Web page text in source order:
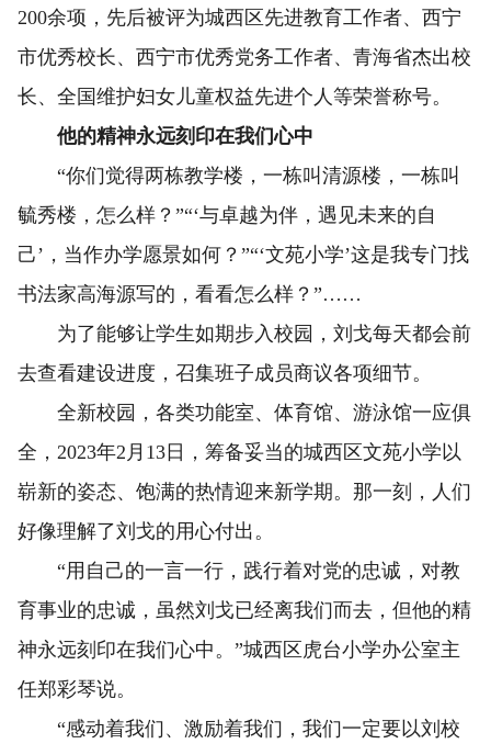
200余项，先后被评为城西区先进教育工作者、西宁
市优秀校长、西宁市优秀党务工作者、青海省杰出校
长、全国维护妇女儿童权益先进个人等荣誉称号。
他的精神永远刻印在我们心中
“你们觉得两栋教学楼，一栋叫清源楼，一栋叫
毓秀楼，怎么样？”“‘与卓越为伴，遇见未来的自
己’，当作办学愿景如何？”“‘文苑小学’这是我专门找
书法家高海源写的，看看怎么样？”……
为了能够让学生如期步入校园，刘戈每天都会前
去查看建设进度，召集班子成员商议各项细节。
全新校园，各类功能室、体育馆、游泳馆一应俱
全，2023年2月13日，筹备妥当的城西区文苑小学以
崭新的姿态、饱满的热情迎来新学期。那一刻，人们
好像理解了刘戈的用心付出。
“用自己的一言一行，践行着对党的忠诚，对教
育事业的忠诚，虽然刘戈已经离我们而去，但他的精
神永远刻印在我们心中。”城西区虎台小学办公室主
任郑彩琴说。
“感动着我们、激励着我们，我们一定要以刘校